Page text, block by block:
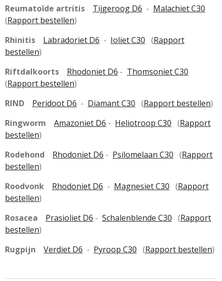
Reumatoïde artritis
Tijgeroog D6 - Malachiet C30
(Rapport bestellen)
Rhinitis
Labradoriet D6 - Ioliet C30 (Rapport
bestellen)
Riftdalkoorts
Rhodoniet D6 - Thomsoniet C30
(Rapport bestellen)
RIND
Peridoot D6 - Diamant C30 (Rapport bestellen)
Ringworm
Amazoniet D6 - Heliotroop C30 (Rapport
bestellen)
Rodehond
Rhodoniet D6 - Psilomelaan C30 (Rapport
bestellen)
Roodvonk
Rhodoniet D6 - Magnesiet C30 (Rapport
bestellen)
Rosacea
Prasioliet D6 - Schalenblende C30 (Rapport
bestellen)
Rugpijn
Verdiet D6 - Pyroop C30 (Rapport bestellen)